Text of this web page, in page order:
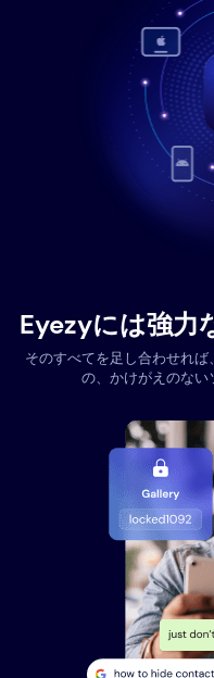
Eyezyには強力
そのすべてを足し合わせれ
の、かけがえのない